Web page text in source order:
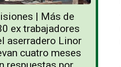
| Más de
ex trabajadores
aserradero Linor
cuatro meses